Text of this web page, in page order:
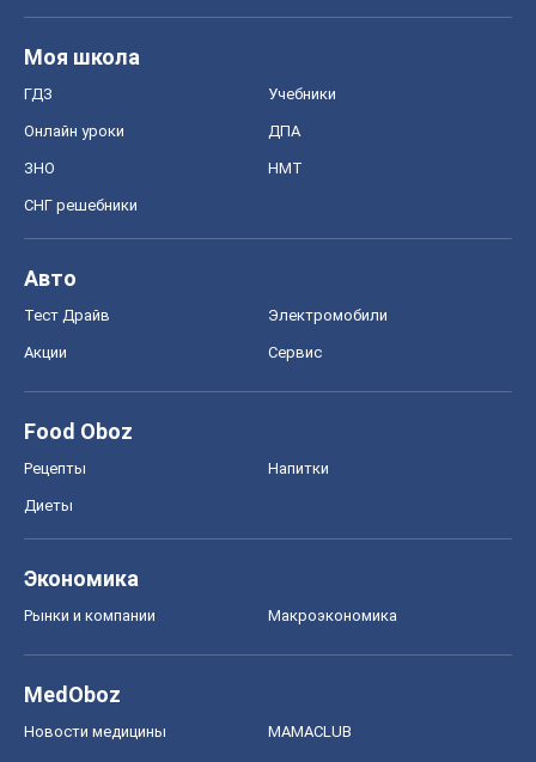
Моя школа
ГДЗ Учебники
Онлайн уроки ДПА
ЗНО НМТ
СНГ решебники
Авто
Тест Драйв Электромобили
Акции Сервис
Food Oboz
Рецепты Напитки
Диеты
Экономика
Рынки и компании Mакроэкономика
MedOboz
Новости медицины MAMACLUB